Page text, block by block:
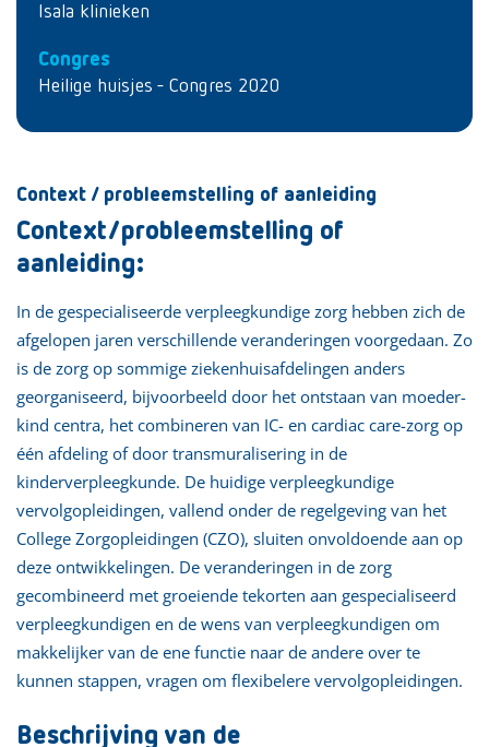
Isala klinieken
Congres
Heilige huisjes - Congres 2020
Context / probleemstelling of aanleiding
Context/probleemstelling of
aanleiding:
In de gespecialiseerde verpleegkundige zorg hebben zich de
afgelopen jaren verschillende veranderingen voorgedaan. Zo
is de zorg op sommige ziekenhuisafdelingen anders
georganiseerd, bijvoorbeeld door het ontstaan van moeder-
kind centra, het combineren van IC- en cardiac care-zorg op
één afdeling of door transmuralisering in de
kinderverpleegkunde. De huidige verpleegkundige
vervolgopleidingen, vallend onder de regelgeving van het
College Zorgopleidingen (CZO), sluiten onvoldoende aan op
deze ontwikkelingen. De veranderingen in de zorg
gecombineerd met groeiende tekorten aan gespecialiseerd
verpleegkundigen en de wens van verpleegkundigen om
makkelijker van de ene functie naar de andere over te
kunnen stappen, vragen om flexibelere vervolgopleidingen.
Beschrijving van de